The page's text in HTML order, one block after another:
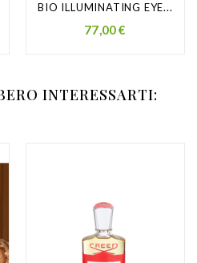
BIO ILLUMINATING EYE...
Prezzo
77,00 €
INTERESSARTI: